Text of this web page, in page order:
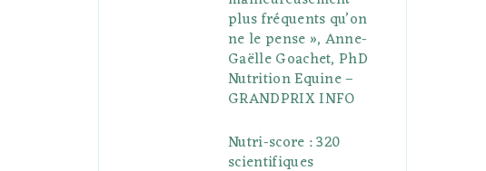
plus fréquents qu’on
ne le pense », Anne-
Gaëlle Goachet, PhD
Nutrition Equine –
GRANDPRIX INFO
Nutri-score : 320
scientifiques